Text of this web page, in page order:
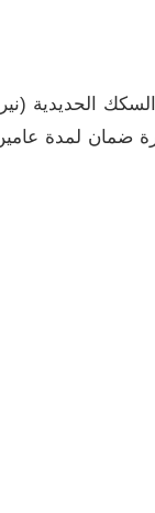
السكك الحديدية
للخط الثانى وعدد32 قطار للخط الثالث